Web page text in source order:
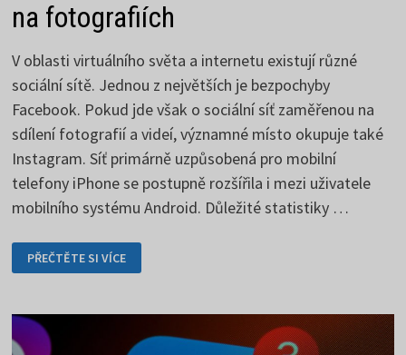
na fotografiích
V oblasti virtuálního světa a internetu existují různé
sociální sítě. Jednou z největších je bezpochyby
Facebook. Pokud jde však o sociální síť zaměřenou na
sdílení fotografií a videí, významné místo okupuje také
Instagram. Síť primárně uzpůsobená pro mobilní
telefony iPhone se postupně rozšířila i mezi uživatele
mobilního systému Android. Důležité statistiky …
INSTAGRAM
–
SOCIÁLNÍ
NA
FOTOGRAFIÍCH
PŘEČTĚTE SI VÍCE